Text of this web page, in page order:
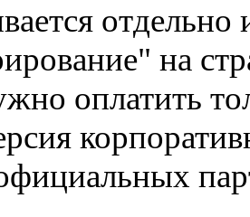
отдельно
на
оплатить